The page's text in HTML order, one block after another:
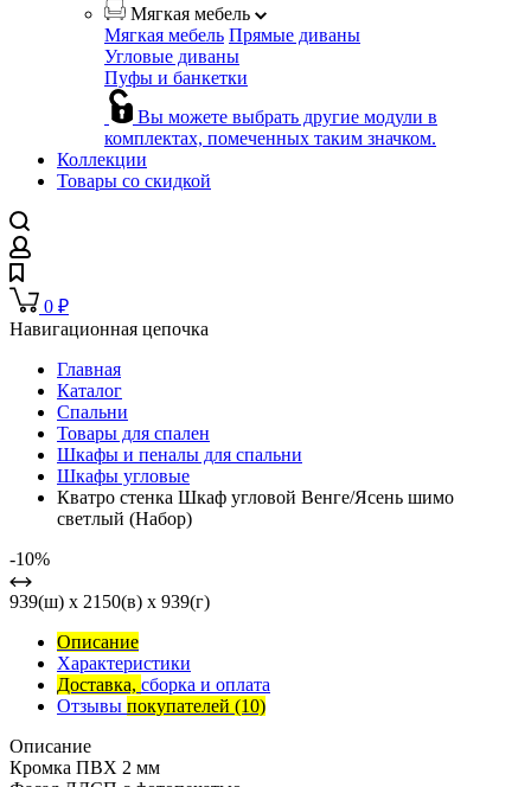
Мягкая мебель
Мягкая мебель Прямые диваны
Угловые диваны
Пуфы и банкетки
Вы можете выбрать другие модули в
комплектах, помеченных таким значком.
Коллекции
Товары со скидкой
0 ₽
Навигационная цепочка
Главная
Каталог
Спальни
Товары для спален
Шкафы и пеналы для спальни
Шкафы угловые
Кватро стенка Шкаф угловой Венге/Ясень шимо
светлый (Набор)
-10%
939(ш) x 2150(в) x 939(г)
Описание
Характеристики
Доставка, сборка и оплата
Отзывы покупателей (10)
Описание
Кромка ПВХ 2 мм